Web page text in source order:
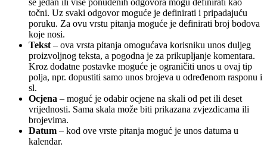
točni. Uz svaki odgovor moguće je definirati i pripadajuću
poruku. Za ovu vrstu pitanja moguće je definirati broj bodova
koje nosi.
Tekst – ova vrsta pitanja omogućava korisniku unos duljeg
proizvoljnog teksta, a pogodna je za prikupljanje komentara.
Kroz dodatne postavke moguće je ograničiti unos u ovaj tip
polja, npr. dopustiti samo unos brojeva u određenom rasponu i
sl.
Ocjena – moguć je odabir ocjene na skali od pet ili deset
vrijednosti. Sama skala može biti prikazana zvjezdicama ili
brojevima.
Datum – kod ove vrste pitanja moguć je unos datuma u
kalendar.